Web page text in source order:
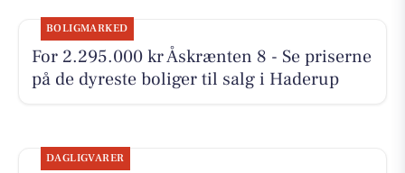
BOLIGMARKED
For 2.295.000 kr Åskrænten 8 - Se priserne
på de dyreste boliger til salg i Haderup
DAGLIGVARER